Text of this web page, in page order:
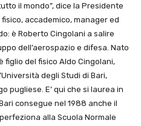
il mondo”, dice la Presidente
accademico, manager ed
è Roberto Cingolani a salire
dell’aerospazio e difesa. Nato
figlio del fisico Aldo Cingolani,
degli Studi di Bari,
pugliese. E’ qui che si laurea in
consegue nel 1988 anche il
alla Scuola Normale